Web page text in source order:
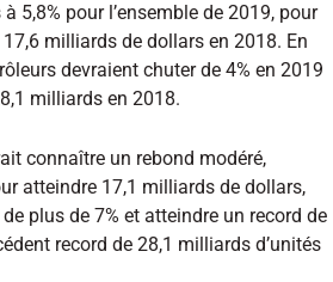
5,8% pour l’ensemble de 2019, pour
milliards de dollars en 2018. En
devraient chuter de 4% en 2019
milliards en 2018.
connaître un rebond modéré,
atteindre 17,1 milliards de dollars,
plus de 7% et atteindre un record de
record de 28,1 milliards d’unités